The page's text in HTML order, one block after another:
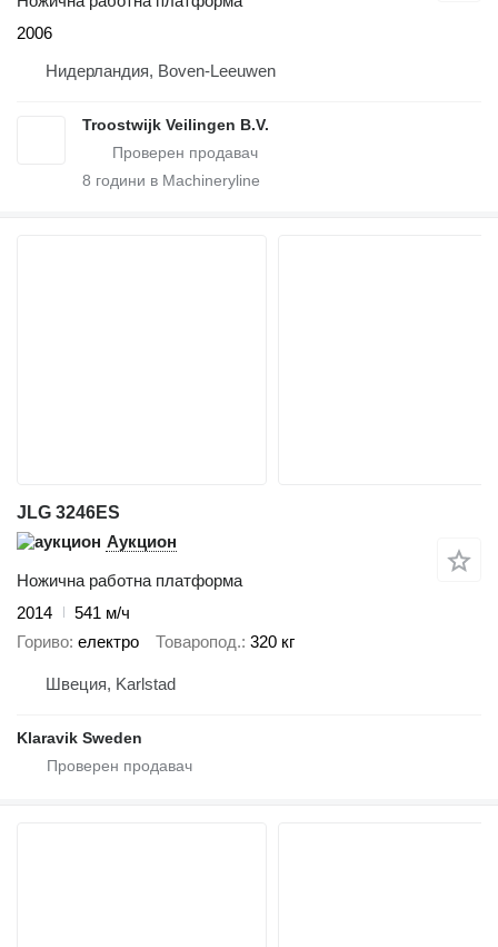
2006
Нидерландия, Boven-Leeuwen
Troostwijk Veilingen B.V.
8 години в Machineryline
JLG 3246ES
Аукцион
Ножична работна платформа
2014
541 м/ч
Гориво електро Товаропод. 320 кг
Швеция, Karlstad
Klaravik Sweden